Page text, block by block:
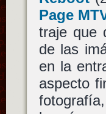
Page
traje que
de las
en la
aspecto